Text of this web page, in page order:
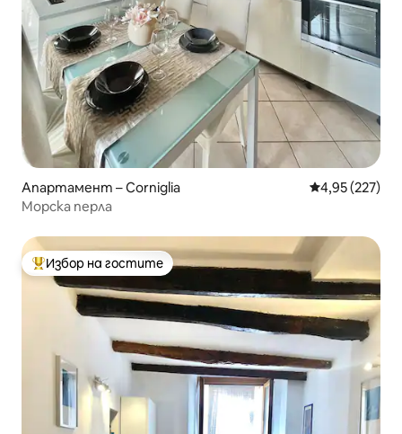
Апартамент – Corniglia Средна
4,95 (227)
Морска перла
Най-популярен избор на гостите
Избор на гостите